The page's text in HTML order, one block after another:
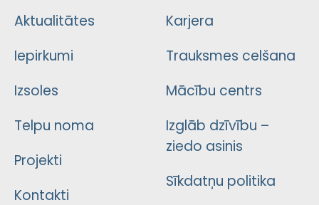
Aktualitātes
Iepirkumi
Izsoles
Telpu noma
Projekti
Kontakti
Karjera
Trauksmes celšana
Mācību centrs
Izglāb dzīvību –
ziedo asinis
Sīkdatņu politika